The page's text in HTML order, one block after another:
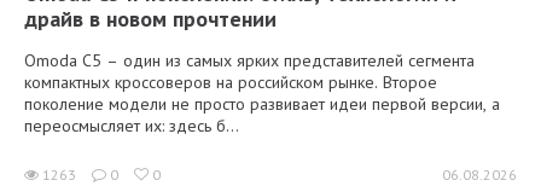
драйв в новом прочтении
Omoda C5 – один из самых ярких представителей сегмента
компактных кроссоверов на российском рынке. Второе
поколение модели не просто развивает идеи первой версии, а
переосмысляет их: здесь б...
1263 0 0 06.08.2026